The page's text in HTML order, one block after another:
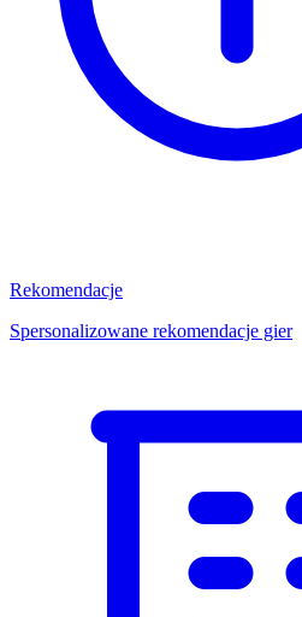
Rekomendacje
Spersonalizowane rekomendacje gier